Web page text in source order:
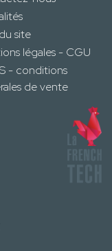
site
légales - CGU
- conditions
de vente